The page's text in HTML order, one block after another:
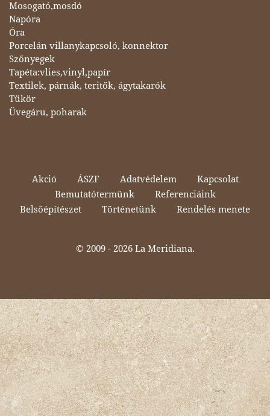
Mosogató,mosdó
Napóra
Óra
Porcelán villanykapcsoló, konnektor
Szőnyegek
Tapéta:vlies,vinyl,papír
Textilek, párnák, teritők, ágytakarók
Tükör
Üvegáru, poharak
Akció ÁSZF Adatvédelem
Kapcsolat
Bemutatótermünk
Referenciáink
Belsőépítészet
Történetünk Rendelés menete
© 2009 - 2026 La Meridiana.